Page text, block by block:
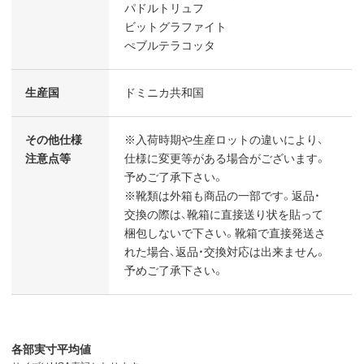
パドルトリュフ
ビットグラファイト
ぺブルテラコッタ
生産国 ドミニカ共和国
その他仕様
注意点等
※入荷時期や生産ロットの違いにより、
仕様に変更等がある場合がございます。
予めご了承下さい。
※靴類は外箱も商品の一部です。返品・
交換の際は、靴箱に直接送り状を貼って
梱包しないで下さい。靴箱で直接発送さ
れた場合、返品・交換対応は出来ません。
予めご了承下さい。
各部実寸平均値